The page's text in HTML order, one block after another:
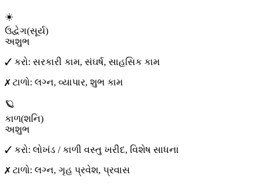
☀️
ઉદ્વેગ(સૂર્ય)
અશુભ
✓ કરો: સરકારી કામ, સંઘર્ષ, સાહસિક કામ
✗ ટાળો: લગ્ન, વ્યાપાર, શુભ કામ
🪐
કાળ(શનિ)
અશુભ
✓ કરો: લોખંડ / કાળી વસ્તુ ખરીદ, વિશેષ સાધના
✗ ટાળો: લગ્ન, ગૃહ પ્રવેશ, પ્રવાસ